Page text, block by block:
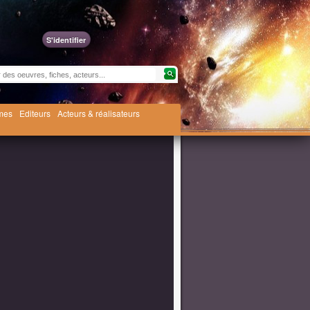
S'identifier
Editeurs Acteurs & réalisateurs